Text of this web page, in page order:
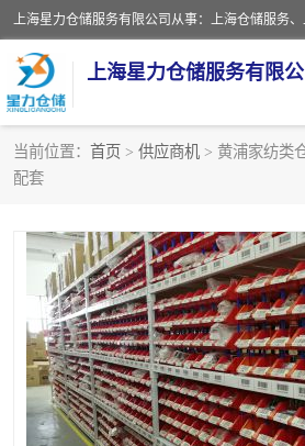
上海星力仓储服务有限
当前位置： 首页 > 供应商机 > 黄浦家纺类
配套
上海仓库对外出租
上海仓储配送 上
上海仓库代运营 上
上海第三方仓储 上
仓储 上